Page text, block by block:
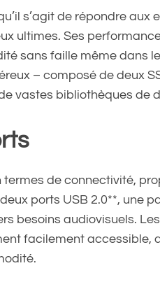
s’agit de répondre aux
ultimes. Ses
sans faille même dans
– composé de deux
vastes bibliothèques de
de connectivité,
ports USB 2.0**, une
besoins audiovisuels.
facilement accessible,